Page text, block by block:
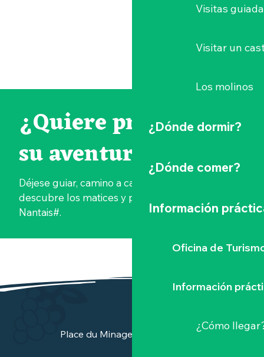
Visitas
Visitar un
Los molinos
¿Dónde dormir?
¿Dónde comer?
Información
Oficina de
Información
¿Cómo
¿Quiere prolongar
su aventura?
Déjese guiar, camino a camino, mientras
descubre los matices y paisajes de la Vignoble
Nantais#.
ETAPA 1: LAS ORILLAS DEL LOIRA
Place du Minage - 44190 Clisson